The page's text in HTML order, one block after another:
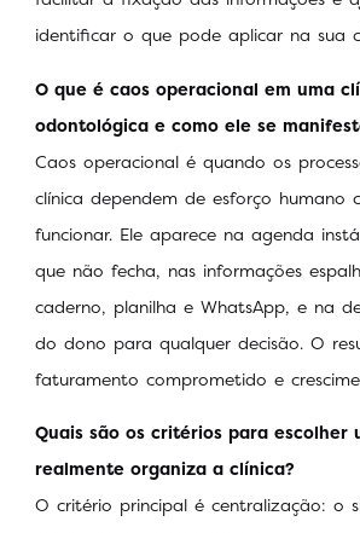
identificar o que pode aplicar na sua
O que é caos operacional em uma
odontológica e como ele se
Caos operacional é quando os
clínica dependem de esforço humano
funcionar. Ele aparece na agenda
que não fecha, nas informações
caderno, planilha e WhatsApp, e na
do dono para qualquer decisão. O
faturamento comprometido e
Quais são os critérios para escolher
realmente organiza a clínica?
O critério principal é centralização: o